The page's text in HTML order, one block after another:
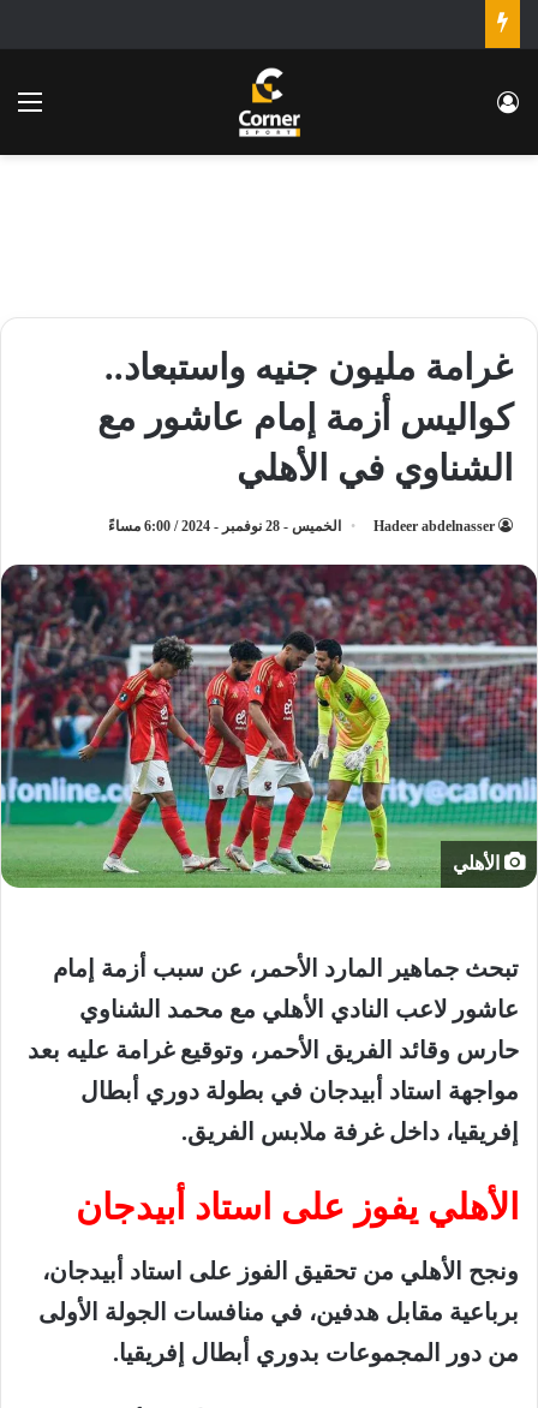
تسجيل الدخول
غرامة مليون جنيه واستبعاد..
كواليس أزمة إمام عاشور مع
الشناوي في الأهلي
Hadeer abdelnasser الخميس - 28 نوفمبر - 2024 / 6:00 مساءً
الأهلي
تبحث جماهير المارد الأحمر، عن سبب أزمة إمام
عاشور لاعب النادي الأهلي مع محمد الشناوي
حارس وقائد الفريق الأحمر، وتوقيع غرامة عليه بعد
مواجهة استاد أبيدجان في بطولة دوري أبطال
إفريقيا، داخل غرفة ملابس الفريق.
الأهلي يفوز على استاد أبيدجان
ونجح الأهلي من تحقيق الفوز على استاد أبيدجان،
برباعية مقابل هدفين، في منافسات الجولة الأولى
من دور المجموعات بدوري أبطال إفريقيا.